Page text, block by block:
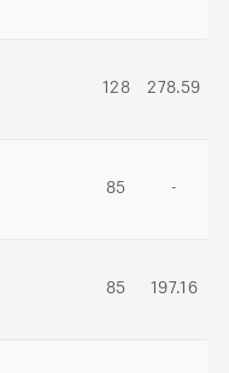
128 278.59
85 -
85 197.16